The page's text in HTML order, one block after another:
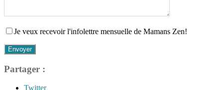
Je veux recevoir l'infolettre mensuelle de Mamans Zen!
Partager :
Twitter